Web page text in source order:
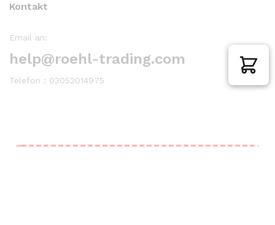
Kontakt
Email an:
help@roehl-trading.com
Telefon : 03052014975